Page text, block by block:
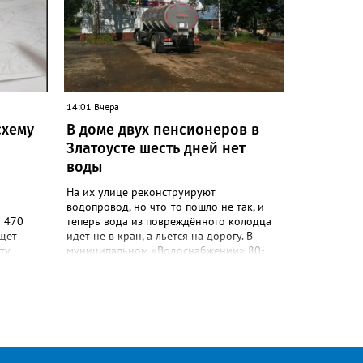
–
в
470
14:01 Вчера
В доме двух пенсионеров в
Златоусте шесть дней нет
воды
На их улице реконструируют
водопровод, но что-то пошло не так, и
теперь вода из повреждённого колодца
идёт не в кран, а льётся на дорогу. В
муниципальном «Водоснабжении» 80-